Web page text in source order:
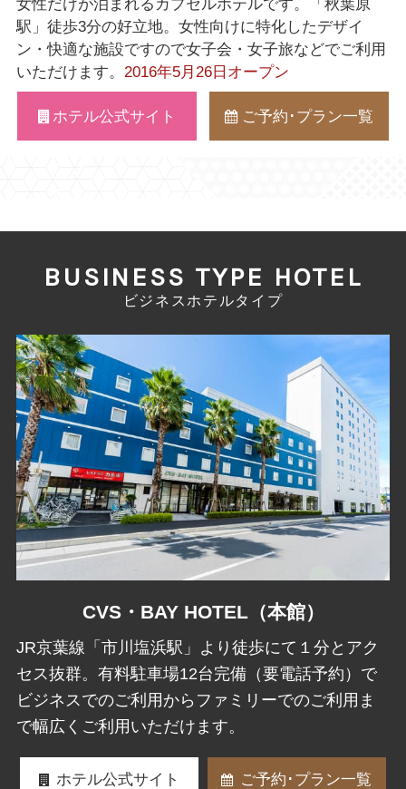
女性だけが泊まれるカプセルホテルです。「秋葉原
駅」徒歩3分の好立地。女性向けに特化したデザイ
ン・快適な施設ですので女子会・女子旅などでご利用
いただけます。 2016年5月26日オープン
ホテル公式サイト ご予約･ プラン一覧
BUSINESS TYPE HOTEL
ビジネスホテルタイプ
CVS・BAY HOTEL（本館）
JR京葉線「市川塩浜駅」より徒歩にて１分とアク
セス抜群。有料駐車場12台完備（要電話予約）で
ビジネスでのご利用からファミリーでのご利用ま
で幅広くご利用いただけます。
ホテル公式サイト ご予約･プラン一覧